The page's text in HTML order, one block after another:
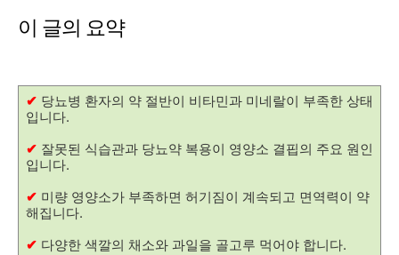
이 글의 요약
✔ 당뇨병 환자의 약 절반이 비타민과 미네랄이 부족한 상태
입니다.
✔ 잘못된 식습관과 당뇨약 복용이 영양소 결핍의 주요 원인
입니다.
✔ 미량 영양소가 부족하면 허기짐이 계속되고 면역력이 약
해집니다.
✔ 다양한 색깔의 채소와 과일을 골고루 먹어야 합니다.